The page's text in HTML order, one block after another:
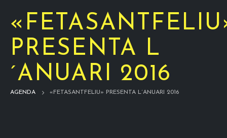
PRESENTA L
´ANUARI 2016
AGENDA «FETASANTFELIU» PRESENTA L´ANUARI 2016